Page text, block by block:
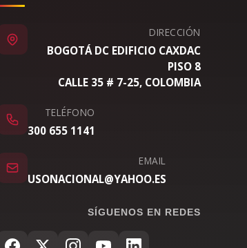
DIRECCIÓN
BOGOTÁ DC EDIFICIO CAXDAC
PISO 8
CALLE 35 # 7-25, COLOMBIA
TELÉFONO
300 655 1141
EMAIL
USONACIONAL@YAHOO.ES
SÍGUENOS EN REDES